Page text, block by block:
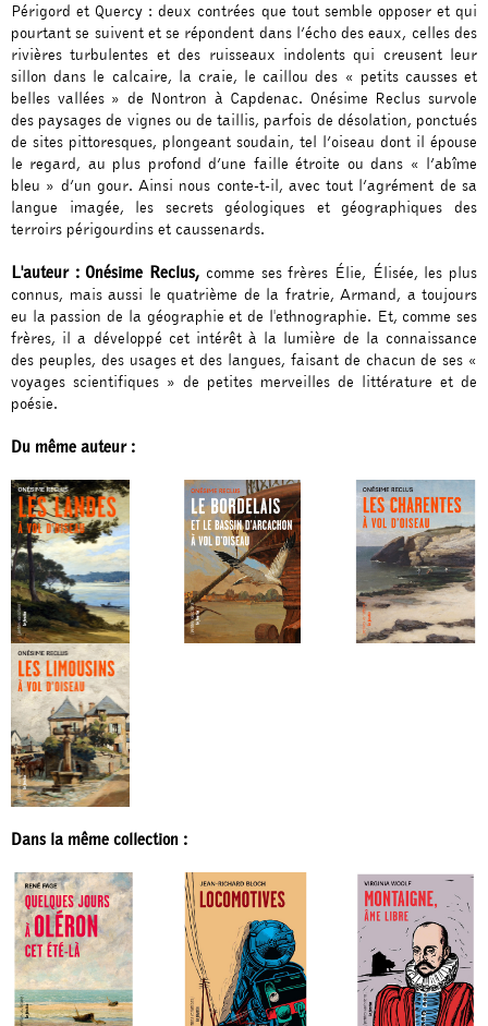
Périgord et Quercy : deux contrées que tout semble opposer et qui
pourtant se suivent et se répondent dans l’écho des eaux, celles des
rivières turbulentes et des ruisseaux indolents qui creusent leur
sillon dans le calcaire, la craie, le caillou des « petits causses et
belles vallées » de Nontron à Capdenac. Onésime Reclus survole
des paysages de vignes ou de taillis, parfois de désolation, ponctués
de sites pittoresques, plongeant soudain, tel l’oiseau dont il épouse
le regard, au plus profond d’une faille étroite ou dans « l’abîme
bleu » d’un gour. Ainsi nous conte-t-il, avec tout l’agrément de sa
langue imagée, les secrets géologiques et géographiques des
terroirs périgourdins et caussenards.
L'auteur : Onésime Reclus, comme ses frères Élie, Élisée, les plus
connus, mais aussi le quatrième de la fratrie, Armand, a toujours
eu la passion de la géographie et de l'ethnographie. Et, comme ses
frères, il a développé cet intérêt à la lumière de la connaissance
des peuples, des usages et des langues, faisant de chacun de ses «
voyages scientifiques » de petites merveilles de littérature et de
poésie.
Du même auteur :
Dans la même collection :